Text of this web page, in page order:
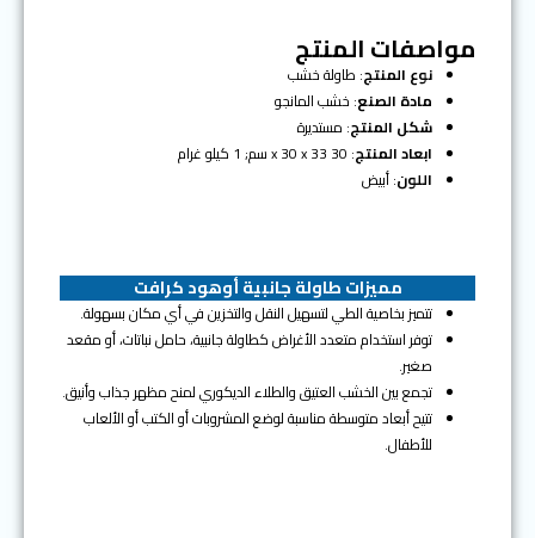
مواصفات المنتج
نوع المنتج: طاولة خشب
مادة الصنع: خشب المانجو
شكل المنتج: مستديرة
ابعاد المنتج: 30 x 30 x 33 سم; 1 كيلو غرام
اللون: أبيض
مميزات طاولة جانبية أوهود كرافت
تتميز بخاصية الطي لتسهيل النقل والتخزين في أي مكان بسهولة.
توفر استخدام متعدد الأغراض كطاولة جانبية، حامل نباتات، أو مقعد
صغير.
تجمع بين الخشب العتيق والطلاء الديكوري لمنح مظهر جذاب وأنيق.
تتيح أبعاد متوسطة مناسبة لوضع المشروبات أو الكتب أو الألعاب
للأطفال.